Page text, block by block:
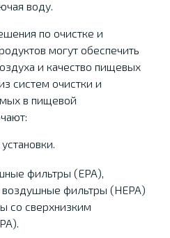
воду.
по очистке и
могут обеспечить
и качество пищевых
систем очистки и
в пищевой
фильтры (EPA),
фильтры (HEPA)
со сверхнизким